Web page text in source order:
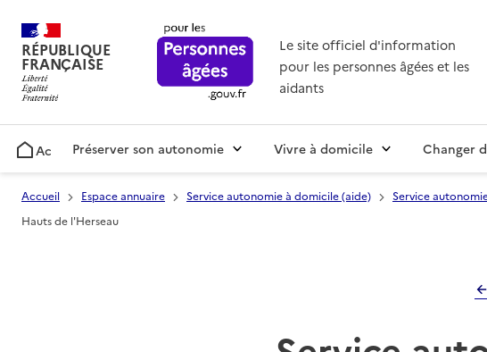
RÉPUBLIQUE
FRANÇAISE
Le site officiel d'information
pour les personnes âgées et les
aidants
AccueilPréserver son autonomie Vivre à domicile Changer
Accueil Espace annuaire Service autonomie à domicile (aide) Service
Hauts de l'Herseau